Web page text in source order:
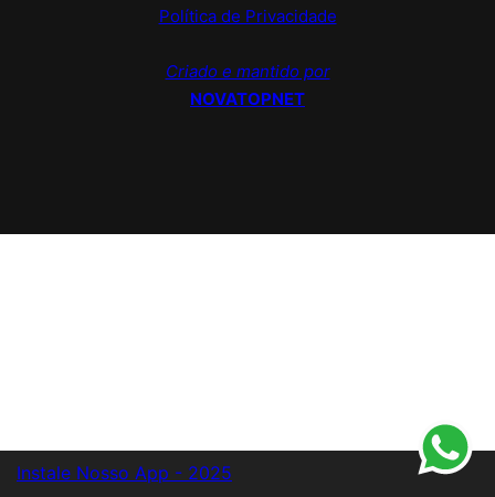
Política de Privacidade
Criado e mantido por
NOVATOPNET
Instale Nosso App - 2025